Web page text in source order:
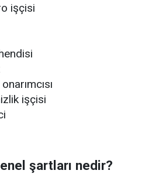
işçisi
işçisi
şartları nedir?